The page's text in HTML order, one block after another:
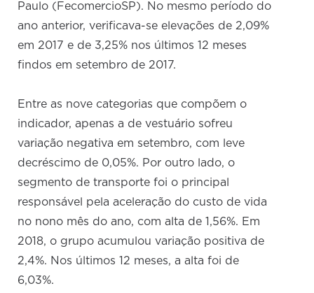
Paulo (FecomercioSP). No mesmo período do
ano anterior, verificava-se elevações de 2,09%
em 2017 e de 3,25% nos últimos 12 meses
findos em setembro de 2017.
Entre as nove categorias que compõem o
indicador, apenas a de vestuário sofreu
variação negativa em setembro, com leve
decréscimo de 0,05%. Por outro lado, o
segmento de transporte foi o principal
responsável pela aceleração do custo de vida
no nono mês do ano, com alta de 1,56%. Em
2018, o grupo acumulou variação positiva de
2,4%. Nos últimos 12 meses, a alta foi de
6,03%.